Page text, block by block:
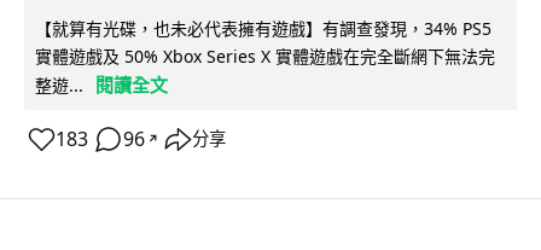
【就算有光碟，也未必代表擁有遊戲】有調查發現，34% PS5
實體遊戲及 50% Xbox Series X 實體遊戲在完全斷網下無法完
整遊...
閱讀全文
183 96 ↗ 分享